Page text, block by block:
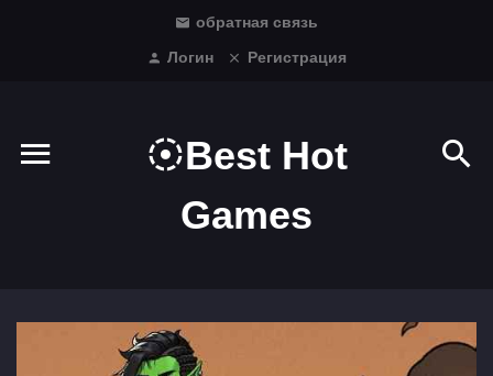
обратная связь
Логин
Регистрация
Best Hot
Games